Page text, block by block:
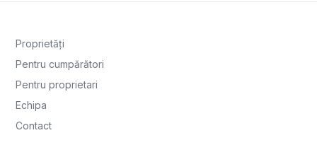
Proprietăți
Pentru cumpărători
Pentru proprietari
Echipa
Contact